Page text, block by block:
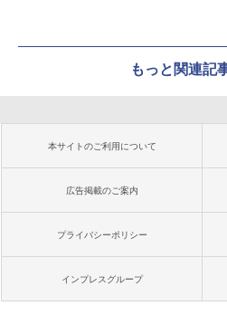
もっと関連記
本サイトのご利用について
広告掲載のご案内
プライバシーポリシー
インプレスグループ